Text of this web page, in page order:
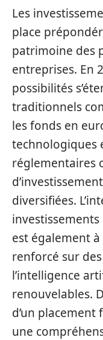
Les
place
patrimoine des
entreprises. En
possibilités
traditionnels
les fonds en
technologiques
réglementaires
diversifiées.
est également
renforcé sur
l’intelligence
renouvelables.
d’un placement
une